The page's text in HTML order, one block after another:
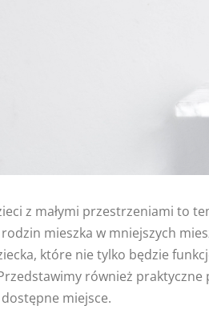
z małymi przestrzeniami to
mieszka w mniejszych
które nie tylko będzie
również
miejsce.